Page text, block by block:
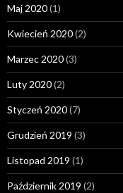
Maj 2020(1)
Kwiecień 2020(2)
Marzec 2020(3)
Luty 2020(2)
Styczeń 2020(7)
Grudzień 2019 (3)
Listopad 2019 (1)
Październik 2019 (2)